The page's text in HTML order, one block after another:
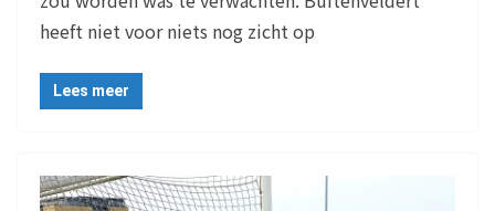
heeft niet voor niets nog zicht op
Lees meer